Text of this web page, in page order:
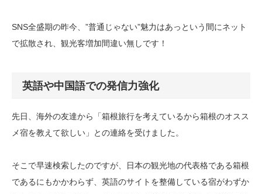
SNS全盛期の昨今、”普通じゃない”魅力はあっという間にネット
で拡散され、観光客増加間違い無しです！
英語や中国語での発信力強化
先日、海外の友達から「箱根旅行を考えているから箱根のオスス
メ宿を教えて欲しい」との連絡を受けました。
そこで早速検索したのですが、日本の観光地の代表格である箱根
であるにもかかわらず、英語のサイトを整備している宿がわずか